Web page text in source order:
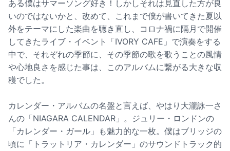
ある僕はサマーソング好き！しかしそれは見直した方が良
いのではないかと、改めて、これまで僕が書いてきた夏以
外をテーマにした楽曲を聴き直し、コロナ禍に隔月で開催
してきたライブ・イベント「IVORY CAFE」で演奏をする
中で、それぞれの季節に、その季節の歌を歌うことの風情
や心地良さを感じた事は、このアルバムに繋がる大きな収
穫でした。
カレンダー・アルバムの名盤と言えば、やはり大瀧詠一さ
んの「NIAGARA CALENDAR」。ジュリー・ロンドンの
「カレンダー・ガール」も魅力的な一枚。僕はブリッジの
頃に「トラットリア・カレンダー」のサウンドトラック的